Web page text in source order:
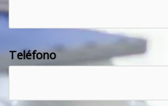
Teléfono